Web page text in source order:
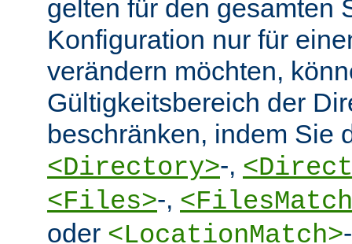
gelten für den gesamten
Konfiguration nur für
verändern möchten,
Gültigkeitsbereich der
beschränken, indem Sie
<Directory>-,
<Files>-,
oder <LocationMatch>